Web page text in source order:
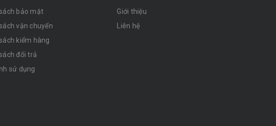
bảo mật
vận chuyển
kiểm hàng
đổi trả
sử dụng
Giới thiệu
Liên hệ